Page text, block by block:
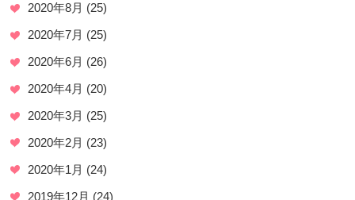
2020年8月 (25)
2020年7月 (25)
2020年6月 (26)
2020年4月 (20)
2020年3月 (25)
2020年2月 (23)
2020年1月 (24)
2019年12月 (24)